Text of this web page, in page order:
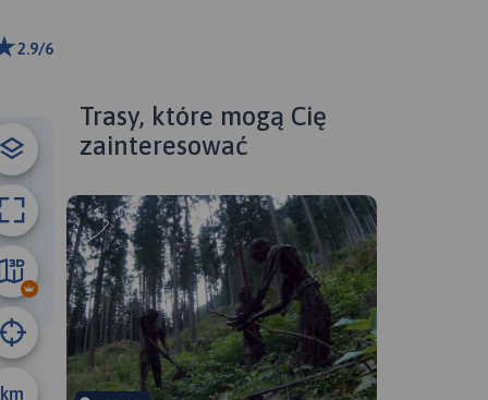
2.9/6
km
km
Trasy, które mogą Cię
zainteresować